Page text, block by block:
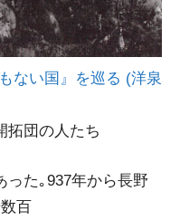
ない国』を巡る (洋泉
拓団の人たち
った｡937年から長野
百